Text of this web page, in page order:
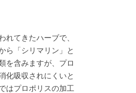
れてきたハーブで、
ら「シリマリン」と
を含みますが、プロ
化吸収されにくいと
はプロポリスの加工